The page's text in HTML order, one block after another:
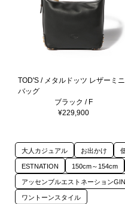
TOD'S / メタルドッツ レザーミニ
バッグ
ブラック / F
¥229,900
大人カジュアル お出かけ
ESTNATION 150cm～154cm
アッセンブルエストネーション
ワントーンスタイル